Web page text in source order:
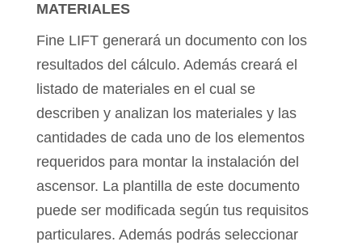
MATERIALES
Fine LIFT generará un documento con los
resultados del cálculo. Además creará el
listado de materiales en el cual se
describen y analizan los materiales y las
cantidades de cada uno de los elementos
requeridos para montar la instalación del
ascensor. La plantilla de este documento
puede ser modificada según tus requisitos
particulares. Además podrás seleccionar